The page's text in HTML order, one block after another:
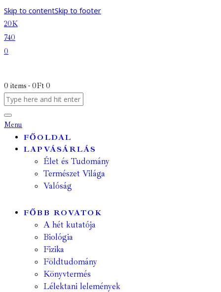
Skip to contentSkip to footer
20K
740
0
0 items - 0Ft 0
Menu
FŐOLDAL
LAPVÁSÁRLÁS
Élet és Tudomány
Természet Világa
Valóság
FŐBB ROVATOK
A hét kutatója
Biológia
Fizika
Földtudomány
Könyvtermés
Lélektani lelemények